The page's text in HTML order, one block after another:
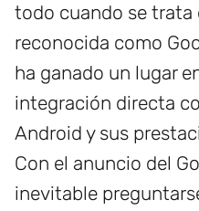
todo cuando se trata
reconocida como
ha ganado un lugar
integración directa
Android y sus
Con el anuncio del
inevitable